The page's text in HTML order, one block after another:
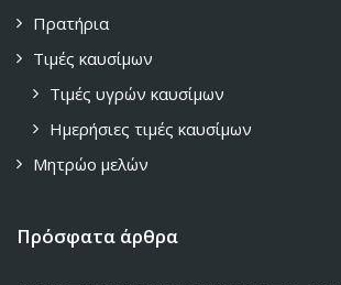
Πρατήρια
Τιμές καυσίμων
Τιμές υγρών καυσίμων
Ημερήσιες τιμές καυσίμων
Μητρώο μελών
Πρόσφατα άρθρα